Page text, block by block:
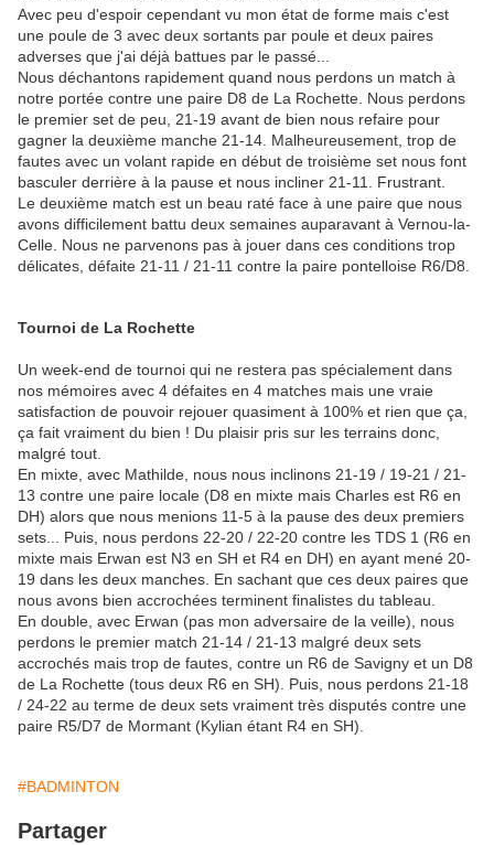
Avec peu d'espoir cependant vu mon état de forme mais c'est
une poule de 3 avec deux sortants par poule et deux paires
adverses que j'ai déjà battues par le passé...
Nous déchantons rapidement quand nous perdons un match à
notre portée contre une paire D8 de La Rochette. Nous perdons
le premier set de peu, 21-19 avant de bien nous refaire pour
gagner la deuxième manche 21-14. Malheureusement, trop de
fautes avec un volant rapide en début de troisième set nous font
basculer derrière à la pause et nous incliner 21-11. Frustrant.
Le deuxième match est un beau raté face à une paire que nous
avons difficilement battu deux semaines auparavant à Vernou-la-
Celle. Nous ne parvenons pas à jouer dans ces conditions trop
délicates, défaite 21-11 / 21-11 contre la paire pontelloise R6/D8.
Tournoi de La Rochette
Un week-end de tournoi qui ne restera pas spécialement dans
nos mémoires avec 4 défaites en 4 matches mais une vraie
satisfaction de pouvoir rejouer quasiment à 100% et rien que ça,
ça fait vraiment du bien ! Du plaisir pris sur les terrains donc,
malgré tout.
En mixte, avec Mathilde, nous nous inclinons 21-19 / 19-21 / 21-
13 contre une paire locale (D8 en mixte mais Charles est R6 en
DH) alors que nous menions 11-5 à la pause des deux premiers
sets... Puis, nous perdons 22-20 / 22-20 contre les TDS 1 (R6 en
mixte mais Erwan est N3 en SH et R4 en DH) en ayant mené 20-
19 dans les deux manches. En sachant que ces deux paires que
nous avons bien accrochées terminent finalistes du tableau.
En double, avec Erwan (pas mon adversaire de la veille), nous
perdons le premier match 21-14 / 21-13 malgré deux sets
accrochés mais trop de fautes, contre un R6 de Savigny et un D8
de La Rochette (tous deux R6 en SH). Puis, nous perdons 21-18
/ 24-22 au terme de deux sets vraiment très disputés contre une
paire R5/D7 de Mormant (Kylian étant R4 en SH).
#BADMINTON
Partager